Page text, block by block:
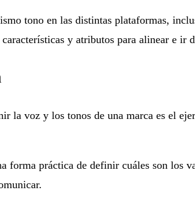
tono en las distintas plataformas,
y atributos para alinear e ir
la voz y los tonos de una marca es el
forma práctica de definir cuáles son los